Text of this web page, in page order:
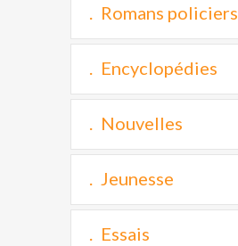
Romans policiers
Encyclopédies
Nouvelles
Jeunesse
Essais